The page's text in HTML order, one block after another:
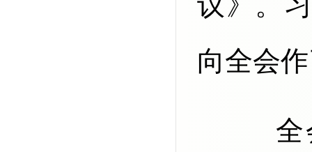
向全会
全会充分肯定党的二十届三中